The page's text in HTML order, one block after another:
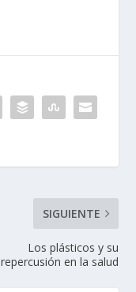
SIGUIENTE
Los plásticos y su
repercusión en la salud